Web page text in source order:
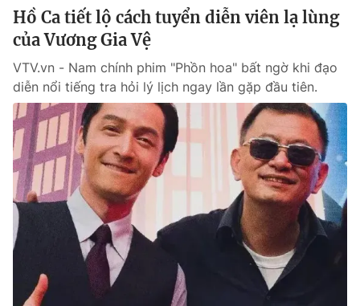
VTV9 VTV8
Liên hệ tòa soạn English
THỜI BÁO VTV
Theo dõi báo trên
Cơ quan chủ quản:Đài Truyền hình Việt Nam
Cơ quan báo chí:
Thời báo VTV
Giấy phép hoạt động báo in và báo điện tử số 483/GP-BTTTT
Hồ Ca tiết lộ cách tuyển diễn viên lạ lùng
của Vương Gia Vệ
VTV.vn - Nam chính phim "Phồn hoa" bất ngờ khi đạo
diễn nổi tiếng tra hỏi lý lịch ngay lần gặp đầu tiên.